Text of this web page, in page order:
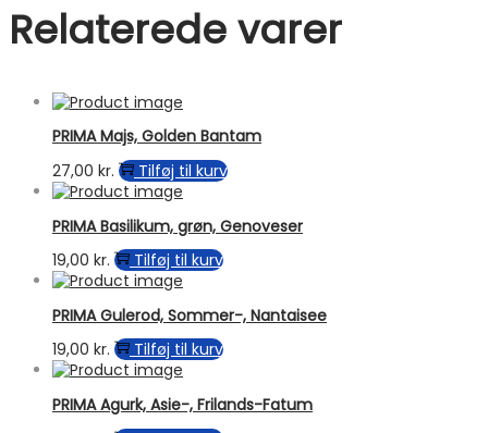
Relaterede varer
PRIMA Majs, Golden Bantam
27,00 kr. Tilføj til kurv
PRIMA Basilikum, grøn, Genoveser
19,00 kr. Tilføj til kurv
PRIMA Gulerod, Sommer-, Nantaisee
19,00 kr. Tilføj til kurv
PRIMA Agurk, Asie-, Frilands-Fatum